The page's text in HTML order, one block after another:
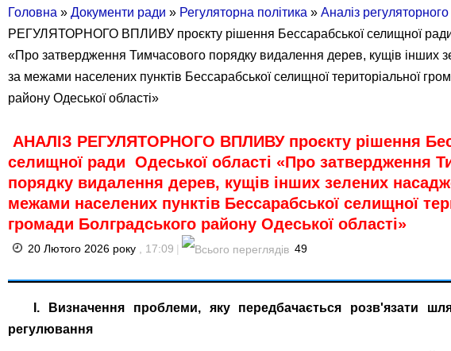
Головна » Документи ради » Регуляторна політика » Аналіз
РЕГУЛЯТОРНОГО ВПЛИВУ проєкту рішення Бессарабської селищної ради
«Про затвердження Тимчасового порядку видалення дерев, кущів інших
за межами населених пунктів Бессарабської селищної територіальної
району Одеської області»
АНАЛІЗ РЕГУЛЯТОРНОГО ВПЛИВУ проєкту рішення
селищної ради Одеської області «Про затвердження
порядку видалення дерев, кущів інших зелених
межами населених пунктів Бессарабської селищної
громади Болградського району Одеської області»
20 Лютого 2026 року , 17:09 | 49
І. Визначення проблеми, яку передбачається розв'язати
регулювання